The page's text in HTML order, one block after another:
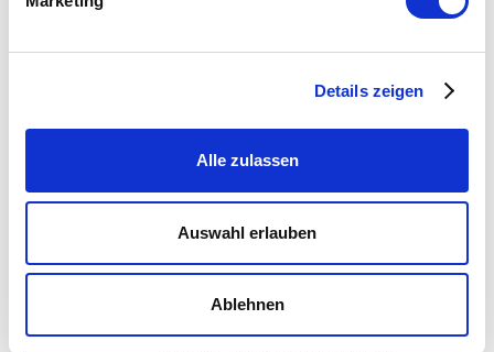
Details zeigen
Alle zulassen
Auswahl erlauben
Ablehnen
braucht als Tools
(Consultant Digital
Entwicklungspotentiale mit
Kennzahlen erschließen
Andreas Preissing (Vorstand